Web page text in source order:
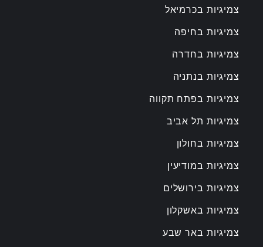
צמיגיות בכרמיאל
צמיגיות בחיפה
צמיגיות בחדרה
צמיגיות בנתניה
צמיגיות בפתח תקווה
צמיגיות תל אביב
צמיגיות בחולון
צמיגיות במודיעין
צמיגיות בירושלים
צמיגיות באשקלון
צמיגיות באר שבע